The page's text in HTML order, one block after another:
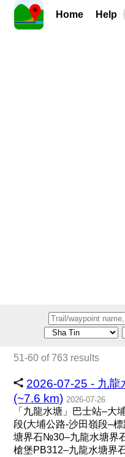
Home Help
51-60 of 763 results
2026-07-25 - 九龍
(~7.6 km) 2026-07-26
「九龍水塘」巴士站–大
段(大埔公路-沙田嶺段–
塘界石№30–九龍水塘界
槍堡PB312–九龍水塘界